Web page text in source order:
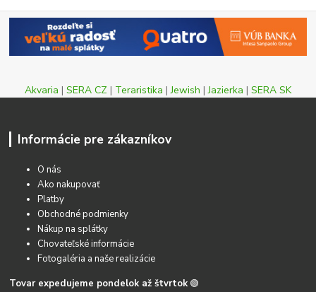
Akvaria | SERA CZ | Teraristika |Jewish |Jazierka | SERA SK
Informácie pre zákazníkov
O nás
Ako nakupovať
Platby
Obchodné podmienky
Nákup na splátky
Chovateľské informácie
Fotogaléria a naše realizácie
Tovar expedujeme pondelok až štvrtok 🟢